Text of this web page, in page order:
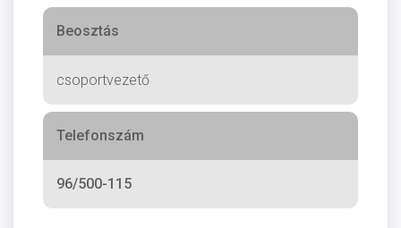
Beosztás
csoportvezető
Telefonszám
96/500-115